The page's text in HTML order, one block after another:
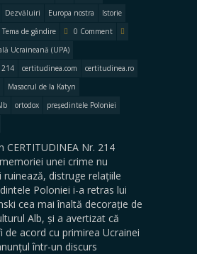
Dezvăluiri Europa nostra
Istorie
Tema de gândire
0 Comment
Ucraineană (UPA)
214
certitudinea.com
certitudinea.ro
Masacrul de la Katyn
ortodox
președintele Poloniei
CERTITUDINEA Nr. 214
unei crime nu
distruge relațiile
Poloniei i-a retras lui
cea mai înaltă decorație de
Alb, și a avertizat că
de acord cu primirea Ucrainei
într-un discurs